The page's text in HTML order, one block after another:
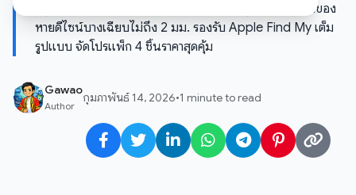
สรุปดีลเด็ด KeySmart SmartCard Lite อุปกรณ์ติดตามของ
หายดีไซน์บางเฉียบไม่ถึง 2 มม. รองรับ Apple Find My เต็ม
รูปแบบ จัดโปรแพ็ก 4 ชิ้นราคาสุดคุ้ม
Gawao
Author
กุมภาพันธ์ 14, 2026•1 minute to read